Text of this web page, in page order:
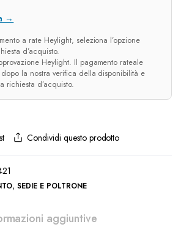
→
a rate Heylight, seleziona l’opzione
d’acquisto.
Heylight. Il pagamento rateale
la nostra verifica della disponibilità e
richiesta d’acquisto.
Condividi questo prodotto
,SEDIE E POLTRONE
aggiuntive